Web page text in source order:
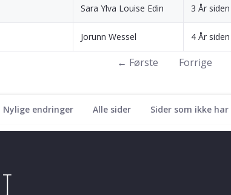
Nylige endringer Alle sider
Sara Ylva Louise Edin 3 År siden
Jorunn Wessel 4 År siden
← Første Forrige